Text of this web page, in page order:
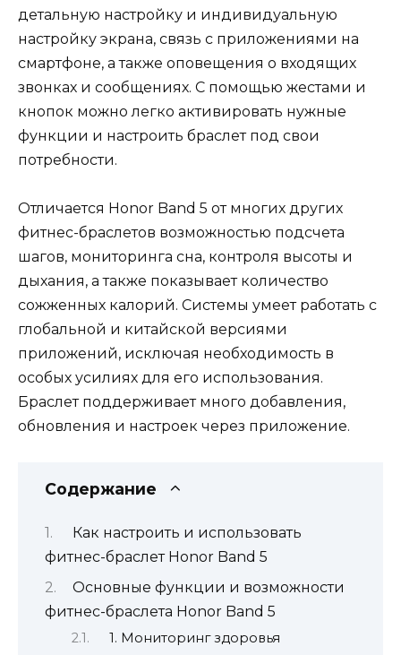
детальную настройку и индивидуальную
настройку экрана, связь с приложениями на
смартфоне, а также оповещения о входящих
звонках и сообщениях. С помощью жестами и
кнопок можно легко активировать нужные
функции и настроить браслет под свои
потребности.
Отличается Honor Band 5 от многих других
фитнес-браслетов возможностью подсчета
шагов, мониторинга сна, контроля высоты и
дыхания, а также показывает количество
сожженных калорий. Системы умеет работать с
глобальной и китайской версиями
приложений, исключая необходимость в
особых усилиях для его использования.
Браслет поддерживает много добавления,
обновления и настроек через приложение.
Содержание
Как настроить и использовать
фитнес-браслет Honor Band 5
Основные функции и возможности
фитнес-браслета Honor Band 5
1. Мониторинг здоровья